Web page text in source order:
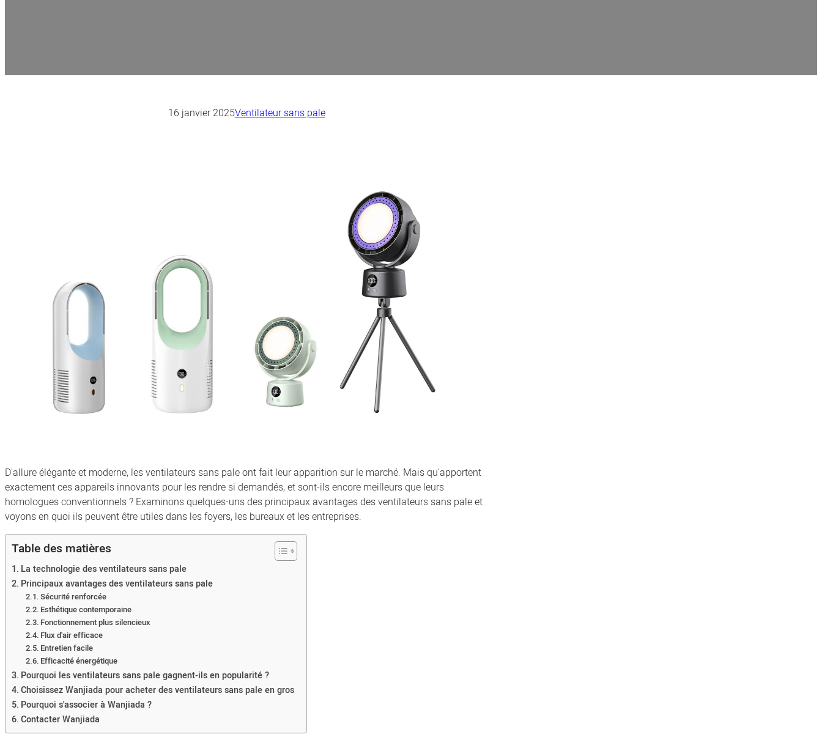
16 janvier 2025Ventilateur sans pale
D'allure élégante et moderne, les ventilateurs sans pale ont fait leur apparition sur le marché. Mais qu'apportent
exactement ces appareils innovants pour les rendre si demandés, et sont-ils encore meilleurs que leurs
homologues conventionnels ? Examinons quelques-uns des principaux avantages des ventilateurs sans pale et
voyons en quoi ils peuvent être utiles dans les foyers, les bureaux et les entreprises.
Table des matières
La technologie des ventilateurs sans pale
Principaux avantages des ventilateurs sans pale
Sécurité renforcée
Esthétique contemporaine
Fonctionnement plus silencieux
Flux d'air efficace
Entretien facile
Efficacité énergétique
Pourquoi les ventilateurs sans pale gagnent-ils en popularité ?
Choisissez Wanjiada pour acheter des ventilateurs sans pale en gros
Pourquoi s'associer à Wanjiada ?
Contacter Wanjiada